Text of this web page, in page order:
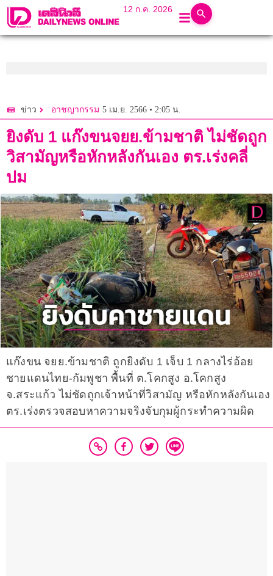
12 ก.ค. 2026
ข่าว อาชญากรรม 5 เม.ย. 2566 • 2:05 น.
ยิงดับ 1 แก๊งขนจยย.ข้ามชาติ ไม่ชัดถูก
วิสามัญหรือหักหลังกันเอง ตร.เร่งคลี่
ปม
แก๊งขน จยย.ข้ามชาติ ถูกยิงดับ 1 เจ็บ 1 กลางไร่อ้อย
ชายแดนไทย-กัมพูชา พื้นที่ ต.โคกสูง อ.โคกสูง
จ.สระแก้ว ไม่ชัดถูกเจ้าหน้าที่วิสามัญ หรือหักหลังกันเอง
ตร.เร่งตรวจสอบหาความจริงจับกุมผู้กระทำความผิด